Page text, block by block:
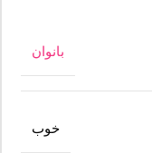
بانوان
خوب